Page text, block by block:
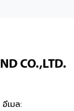
อีเมล: